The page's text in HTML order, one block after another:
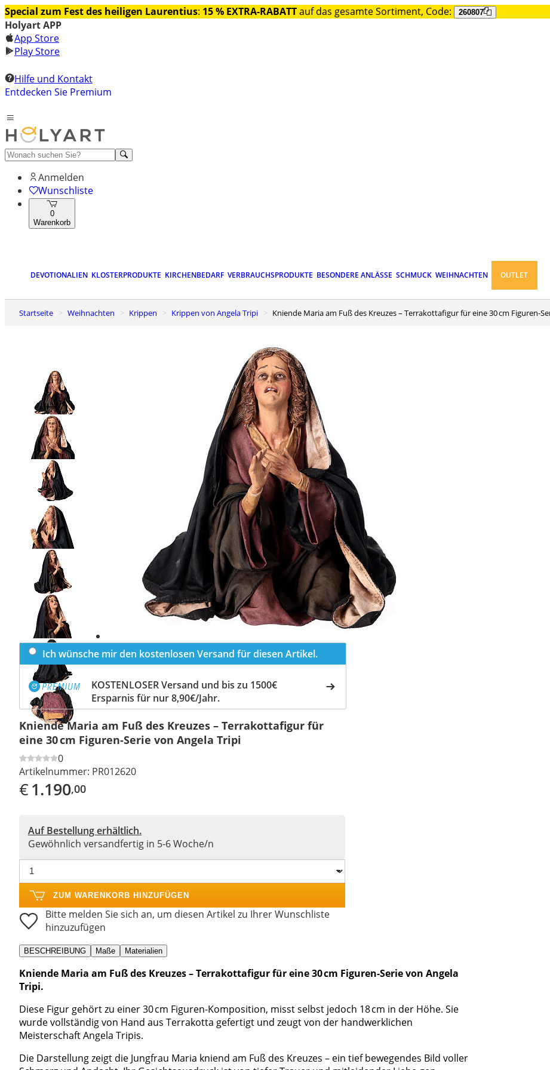
Special zum Fest des heiligen Laurentius: 15 % EXTRA-RABATTauf das gesamte Sortiment, Code: 260807
Holyart APP
App Store
Play Store
Hilfe und Kontakt
Entdecken Sie Premium
Anmelden
Wunschliste
0
Warenkorb
DEVOTIONALIEN KLOSTERPRODUKTE KIRCHENBEDARF VERBRAUCHSPRODUKTE BESONDERE ANLÄSSE SCHMUCK WEIHNACHTEN OUTLET
Startseite Weihnachten Krippen Krippen von Angela Tripi Kniende Maria am Fuß des Kreuzes – Terrakottafigur für eine 30 cm Figuren-
Previous
slide
Next
slide
Ich wünsche mir den kostenlosen Versand für diesen Artikel.
KOSTENLOSER Versand und bis zu 1500€
Ersparnis für nur 8,90€/Jahr.
Kniende Maria am Fuß des Kreuzes – Terrakottafigur für
eine 30 cm Figuren-Serie von Angela Tripi
0
Artikelnummer: PR012620
€1.190,00
Auf Bestellung erhältlich.
Gewöhnlich versandfertig in 5-6 Woche/n
ZUM WARENKORB HINZUFÜGEN
Bitte melden Sie sich an, um diesen Artikel zu Ihrer Wunschliste
hinzuzufügen
BESCHREIBUNG Maße Materialien
Kniende Maria am Fuß des Kreuzes – Terrakottafigur für eine 30 cm Figuren-Serie von Angela
Tripi.
Diese Figur gehört zu einer 30 cm Figuren-Komposition, misst selbst jedoch 18 cm in der Höhe. Sie
wurde vollständig von Hand aus Terrakotta gefertigt und zeugt von der handwerklichen
Meisterschaft Angela Tripis.
Die Darstellung zeigt die Jungfrau Maria kniend am Fuß des Kreuzes – ein tief bewegendes Bild voller